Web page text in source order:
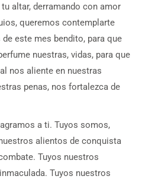
altar, derramando con amor
queremos contemplarte
este mes bendito, para que
nuestras, vidas, para que
nos aliente en nuestras
penas, nos fortalezca de
a ti. Tuyos somos,
alientos de conquista
Tuyos nuestros
Tuyos nuestros